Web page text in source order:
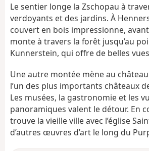
Le sentier longe la Zschopau à
verdoyants et des jardins. À
couvert en bois impressionne,
monte à travers la forêt jusqu’au
Kunnerstein, qui offre de belles
Une autre montée mène au
l’un des plus importants châteaux
Les musées, la gastronomie et les
panoramiques valent le détour. En
trouve la vieille ville avec l’église
d’autres œuvres d’art le long du